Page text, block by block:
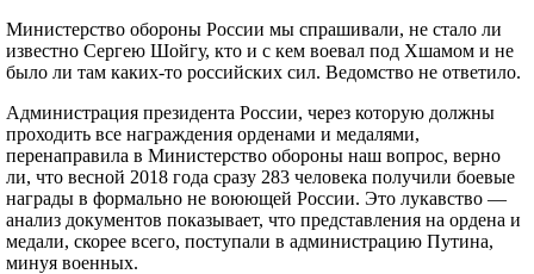
Министерство обороны России мы спрашивали, не стало ли
известно Сергею Шойгу, кто и с кем воевал под Хшамом и не
было ли там каких-то российских сил. Ведомство не ответило.
Администрация президента России, через которую должны
проходить все награждения орденами и медалями,
перенаправила в Министерство обороны наш вопрос, верно
ли, что весной 2018 года сразу 283 человека получили боевые
награды в формально не воюющей России. Это лукавство —
анализ документов показывает, что представления на ордена и
медали, скорее всего, поступали в администрацию Путина,
минуя военных.